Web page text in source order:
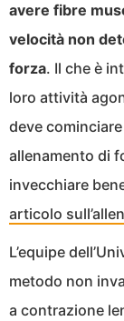
avere fibre
velocità non
forza. Il che è
loro attività
deve
allenamento di
invecchiare
articolo
L’equipe
metodo non
a contrazione